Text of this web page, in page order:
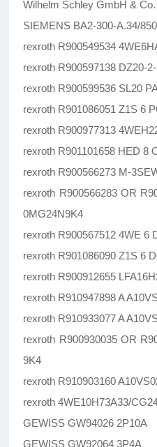
Wilhelm Schley GmbH & Co.
SIEMENS BA2-300-A.34/
rexroth R900549534
rexroth R900597138 DZ20-
rexroth R900599536 SL20
rexroth R901086051 Z1S 6
rexroth R900977313
rexroth R901101658 HED 8
rexroth R900566273 M-
rexroth R900566283 OR
0MG24N9K4
rexroth R900567512 4WE 6
rexroth R901086090 Z1S 6
rexroth R900912655
rexroth R910947898 A
rexroth R910933077 A
rexroth R900930035 OR
9K4
rexroth R910903160
rexroth 4WE10H73A33/
GEWISS GW94026 2P10A
GEWISS GW92064 3P4A